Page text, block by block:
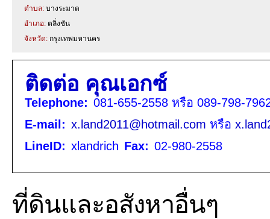
ตำบล: บางระมาด
อำเภอ: ตลิ่งชัน
จังหวัด: กรุงเทพมหานคร
ติดต่อ คุณเอกซ์
Telephone: 081-655-2558 หรือ 089-798-
E-mail: x.land2011@hotmail.com หรือ
LineID: xlandrich Fax: 02-980-2558
ที่ดินและอสังหาอื่นๆ